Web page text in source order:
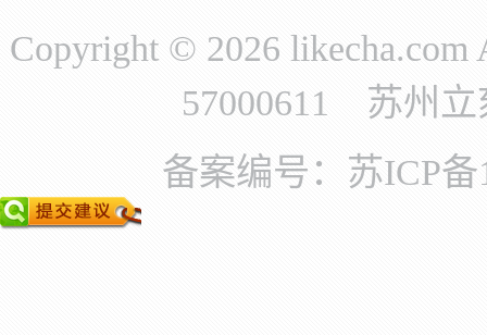
Copyright © 2026 likecha.com
57000611 苏州立
备案编号：苏ICP备